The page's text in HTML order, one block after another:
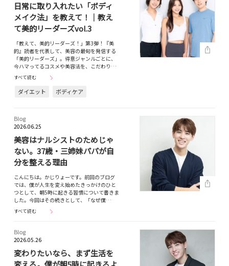
日常に取り入れたい「ボディ
メイク法」を教えて！｜教え
て美的リーダーズvol.3
「教えて、美的リーダーズ！」第3弾！『美
的』読者を代表して、美容の最旬を発信する
「美的リーダーズ」。得意ジャンルごとに、
今ハマってるコスメや美容法を、こだわり…
すべて読む
ダイエット ボディケア
Blog
2026.06.25
美容はナルシストのためじゃ
ない。37歳・三姉妹パパが自
分を整える理由
こんにちは。かじりょーです。前回のブログ
では、僕が人生を変え始めたきっかけのひと
つとして、朝5時に起きる習慣について書きま
した。今回はその続きとして、「なぜ僕…
すべて読む
Blog
2026.05.26
変わりたいなら、まず生活を